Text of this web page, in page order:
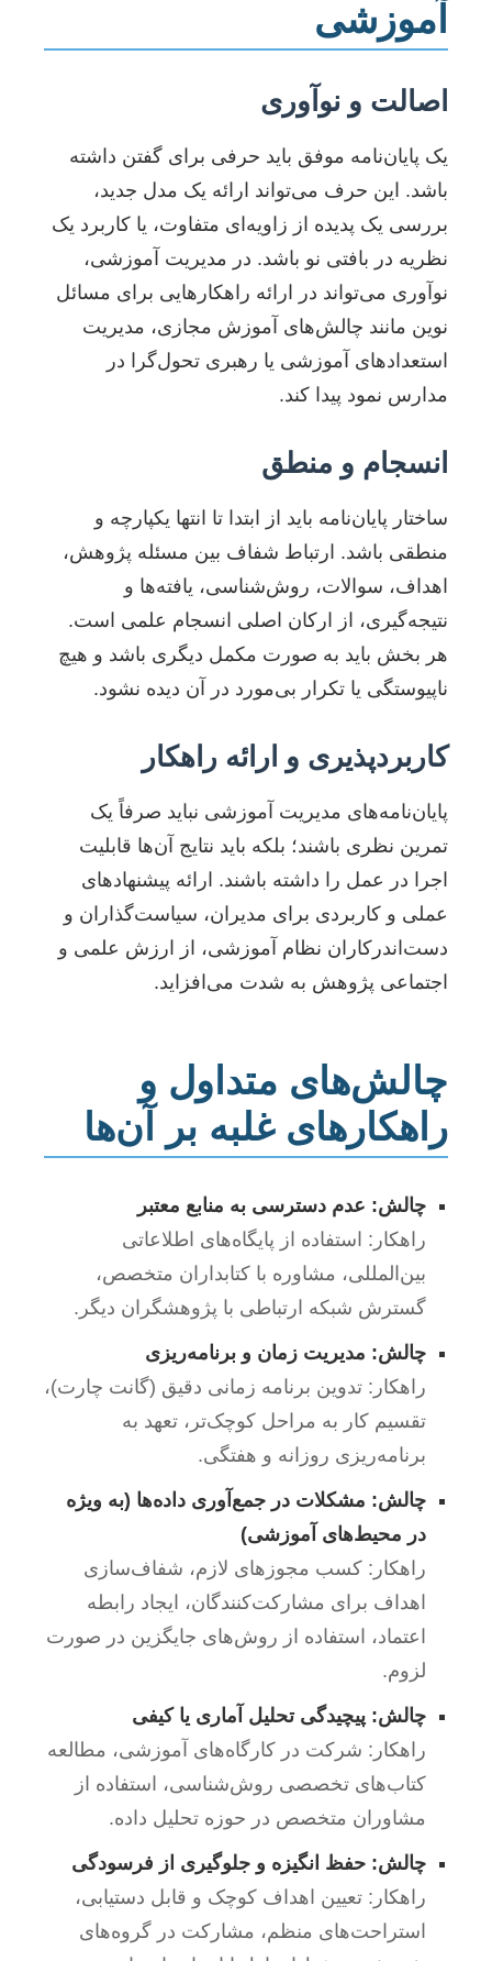
آموزشی
اصالت و نوآوری
یک پایان‌نامه موفق باید حرفی برای گفتن داشته
باشد. این حرف می‌تواند ارائه یک مدل جدید،
بررسی یک پدیده از زاویه‌ای متفاوت، یا کاربرد یک
نظریه در بافتی نو باشد. در مدیریت آموزشی،
نوآوری می‌تواند در ارائه راهکارهایی برای مسائل
نوین مانند چالش‌های آموزش مجازی، مدیریت
استعدادهای آموزشی یا رهبری تحول‌گرا در
مدارس نمود پیدا کند.
انسجام و منطق
ساختار پایان‌نامه باید از ابتدا تا انتها یکپارچه و
منطقی باشد. ارتباط شفاف بین مسئله پژوهش،
اهداف، سوالات، روش‌شناسی، یافته‌ها و
نتیجه‌گیری، از ارکان اصلی انسجام علمی است.
هر بخش باید به صورت مکمل دیگری باشد و هیچ
ناپیوستگی یا تکرار بی‌مورد در آن دیده نشود.
کاربردپذیری و ارائه راهکار
پایان‌نامه‌های مدیریت آموزشی نباید صرفاً یک
تمرین نظری باشند؛ بلکه باید نتایج آن‌ها قابلیت
اجرا در عمل را داشته باشند. ارائه پیشنهادهای
عملی و کاربردی برای مدیران، سیاست‌گذاران و
دست‌اندرکاران نظام آموزشی، از ارزش علمی و
اجتماعی پژوهش به شدت می‌افزاید.
چالش‌های متداول و
راهکارهای غلبه بر آن‌ها
چالش: عدم دسترسی به منابع معتبر
راهکار: استفاده از پایگاه‌های اطلاعاتی
بین‌المللی، مشاوره با کتابداران متخصص،
گسترش شبکه ارتباطی با پژوهشگران دیگر.
چالش: مدیریت زمان و برنامه‌ریزی
راهکار: تدوین برنامه زمانی دقیق (گانت چارت)،
تقسیم کار به مراحل کوچک‌تر، تعهد به
برنامه‌ریزی روزانه و هفتگی.
چالش: مشکلات در جمع‌آوری داده‌ها (به ویژه
در محیط‌های آموزشی)
راهکار: کسب مجوزهای لازم، شفاف‌سازی
اهداف برای مشارکت‌کنندگان، ایجاد رابطه
اعتماد، استفاده از روش‌های جایگزین در صورت
لزوم.
چالش: پیچیدگی تحلیل آماری یا کیفی
راهکار: شرکت در کارگاه‌های آموزشی، مطالعه
کتاب‌های تخصصی روش‌شناسی، استفاده از
مشاوران متخصص در حوزه تحلیل داده.
چالش: حفظ انگیزه و جلوگیری از فرسودگی
راهکار: تعیین اهداف کوچک و قابل دستیابی،
استراحت‌های منظم، مشارکت در گروه‌های